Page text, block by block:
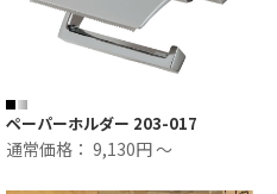
ペーパーホルダー 203-017
通常価格： 9,130円 ～